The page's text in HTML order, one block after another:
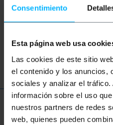
Consentimiento
Esta página web usa
Las cookies de este sitio
el contenido y los anuncios,
sociales y analizar el
información sobre el uso
nuestros partners de redes
web, quienes pueden
Més informació